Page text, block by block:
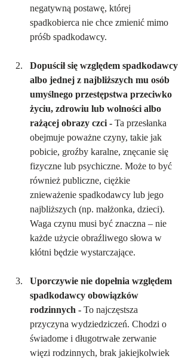
negatywną postawę, której
spadkobierca nie chce zmienić mimo
próśb spadkodawcy.
Dopuścił się względem spadkodawcy
albo jednej z najbliższych mu osób
umyślnego przestępstwa przeciwko
życiu, zdrowiu lub wolności albo
rażącej obrazy czci - Ta przesłanka
obejmuje poważne czyny, takie jak
pobicie, groźby karalne, znęcanie się
fizyczne lub psychiczne. Może to być
również publiczne, ciężkie
znieważenie spadkodawcy lub jego
najbliższych (np. małżonka, dzieci).
Waga czynu musi być znaczna – nie
każde użycie obraźliwego słowa w
kłótni będzie wystarczające.
Uporczywie nie dopełnia względem
spadkodawcy obowiązków
rodzinnych - To najczęstsza
przyczyna wydziedziczeń. Chodzi o
świadome i długotrwałe zerwanie
więzi rodzinnych, brak jakiejkolwiek